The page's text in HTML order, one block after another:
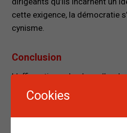
cette exigence, la démocratie
cynisme.
Conclusion
L’affirmation selon laquelle «
respectent pas leur parole,
respecteraient la leur » révèle
entre la nature humaine et
Cookies